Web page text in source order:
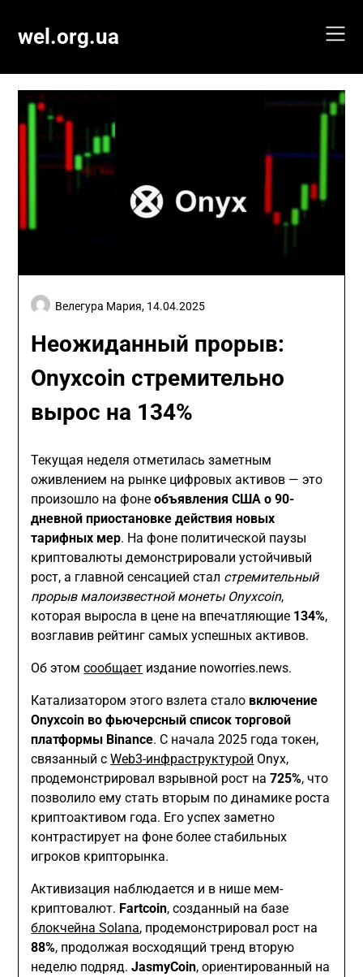
content
wel.org.ua
Неожиданный прорыв:
Onyxcoin стремительно
вырос на 134%
Велегура Мария, 14.04.2025
Текущая неделя отметилась заметным
оживлением на рынке цифровых активов — это
произошло на фонеобъявления США о 90-
дневной приостановке действия новых
тарифных мер. На фоне политической паузы
криптовалюты демонстрировали устойчивый
рост, а главной сенсацией стал стремительный
прорыв малоизвестной монеты Onyxcoin,
которая выросла в цене на впечатляющие 134%,
возглавив рейтинг самых успешных активов.
Об этомсообщает издание noworries.news.
Катализатором этого взлета стало включение
Onyxcoin во фьючерсный список торговой
платформы Binance. С начала 2025 года токен,
связанный сWeb3-инфраструктурой Onyx,
продемонстрировал взрывной рост на725%, что
позволило ему стать вторым по динамике роста
криптоактивом года. Его успех заметно
контрастирует на фоне более стабильных
игроков крипторынка.
Активизация наблюдается и в нише мем-
криптовалют. Fartcoin, созданный на базе
блокчейна Solana, продемонстрировал рост на
88%, продолжая восходящий тренд вторую
неделю подряд.JasmyCoin, ориентированный на